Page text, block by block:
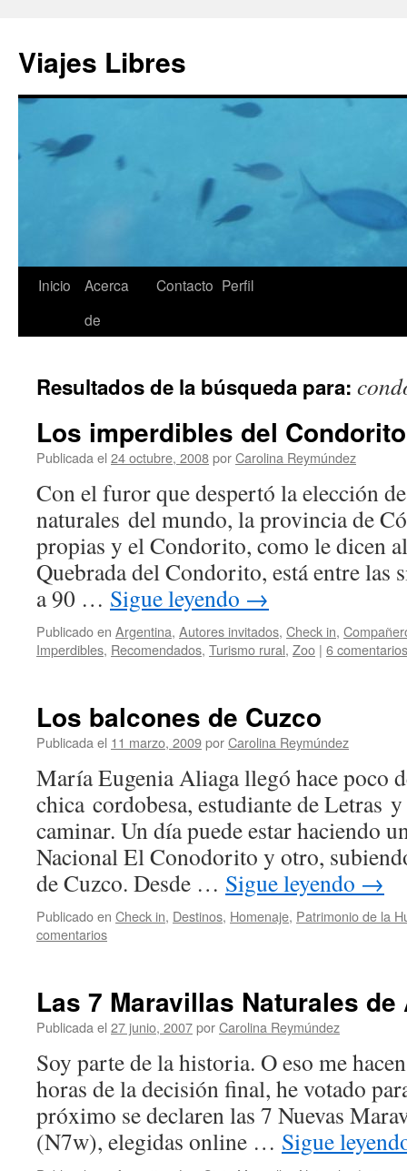
contenido
Viajes Libres
Inicio
Acerca
de
Contacto Perfil
Resultados de la búsqueda para:
Los imperdibles del Condorito
Publicada el 24 octubre, 2008porCarolina Reymúndez
Con el furor que despertó la elección
naturales del mundo, la provincia de
propias y el Condorito, como le dicen
Quebrada del Condorito, está entre las
a 90 … Sigue leyendo →
Publicado en Argentina, Autores invitados, Check in,
Imperdibles, Recomendados, Turismo rural, Zoo | 6 comentarios
Los balcones de Cuzco
Publicada el 11 marzo, 2009porCarolina Reymúndez
María Eugenia Aliaga llegó hace poco
chica cordobesa, estudiante de Letras
caminar. Un día puede estar haciendo
Nacional El Conodorito y otro,
de Cuzco. Desde … Sigue leyendo →
Publicado en Check in, Destinos, Homenaje, Patrimonio de la
comentarios
Las 7 Maravillas Naturales
Publicada el 27 junio, 2007porCarolina Reymúndez
Soy parte de la historia. O eso me
horas de la decisión final, he votado
próximo se declaren las 7 Nuevas
(N7w), elegidas online … Sigue